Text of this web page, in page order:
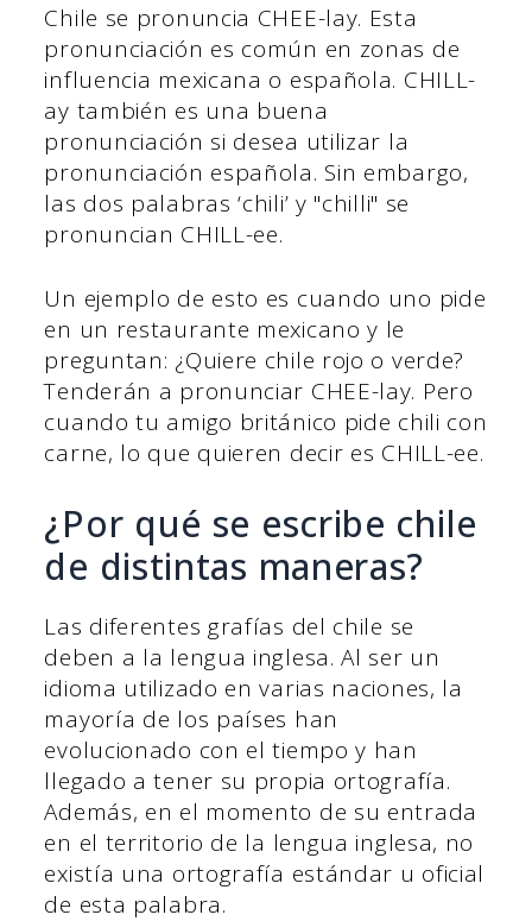
Chile se pronuncia CHEE-lay. Esta
pronunciación es común en zonas de
influencia mexicana o española. CHILL-
ay también es una buena
pronunciación si desea utilizar la
pronunciación española. Sin embargo,
las dos palabras ‘chili’ y "chilli" se
pronuncian CHILL-ee.
Un ejemplo de esto es cuando uno pide
en un restaurante mexicano y le
preguntan: ¿Quiere chile rojo o verde?
Tenderán a pronunciar CHEE-lay. Pero
cuando tu amigo británico pide chili con
carne, lo que quieren decir es CHILL-ee.
¿Por qué se escribe chile
de distintas maneras?
Las diferentes grafías del chile se
deben a la lengua inglesa. Al ser un
idioma utilizado en varias naciones, la
mayoría de los países han
evolucionado con el tiempo y han
llegado a tener su propia ortografía.
Además, en el momento de su entrada
en el territorio de la lengua inglesa, no
existía una ortografía estándar u oficial
de esta palabra.